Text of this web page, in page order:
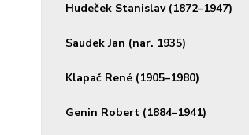
Hudeček Stanislav (1872–1947)
Saudek Jan (nar. 1935)
Klapač René (1905–1980)
Genin Robert (1884–1941)